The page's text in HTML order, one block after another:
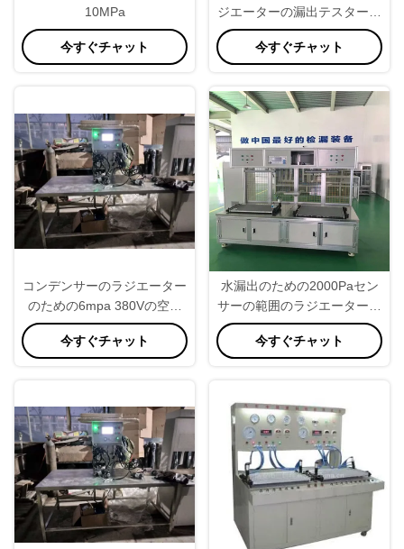
10MPa
今すぐチャット
ジエーターの漏出テスター、
空気漏出試験機
今すぐチャット
コンデンサーのラジエーター
のための6mpa 380Vの空気
堅さのテスター
今すぐチャット
水漏出のための2000Paセン
サーの範囲のラジエーターの
漏出テスター
今すぐチャット